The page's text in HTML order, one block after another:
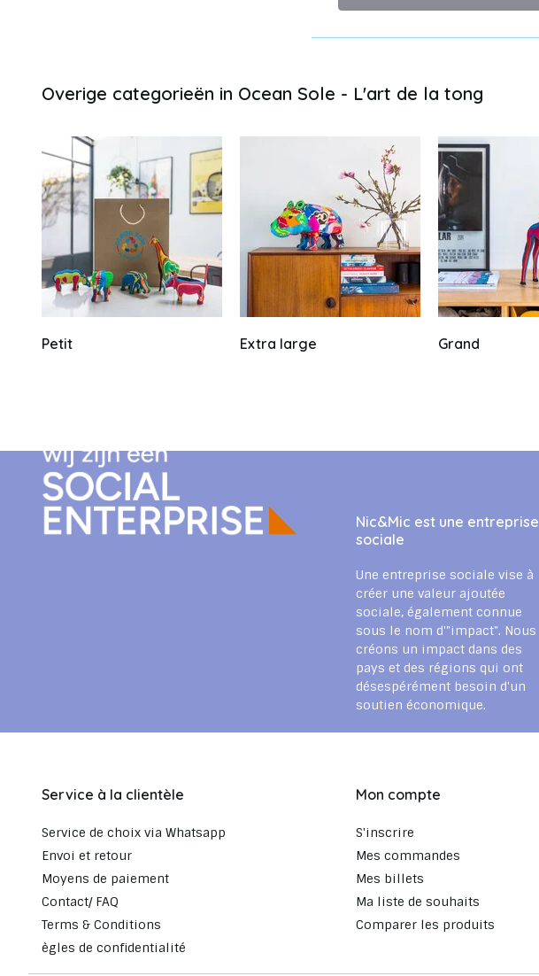
Overige categorieën in Ocean Sole - L'art de la tong
Petit Extra large Grand
Nic&Mic est une entreprise
sociale
Une entreprise sociale vise à
créer une valeur ajoutée
sociale, également connue
sous le nom d'"impact". Nous
créons un impact dans des
pays et des régions qui ont
désespérément besoin d'un
soutien économique.
Service à la clientèle
Service de choix via Whatsapp
Envoi et retour
Moyens de paiement
Contact/ FAQ
Terms & Conditions
ègles de confidentialité
Mon compte
S'inscrire
Mes commandes
Mes billets
Ma liste de souhaits
Comparer les produits